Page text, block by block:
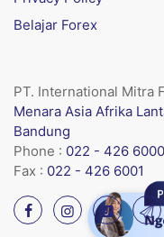
Belajar Forex
PT. International Mitra
Menara Asia Afrika
Bandung
Phone : 022 - 426 6000
Fax : 022 - 426 6001